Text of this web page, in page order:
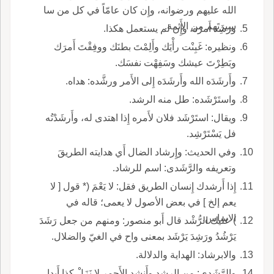
الله عليهم ورضوانه، وإِن كان عامّاً في كل من سا
سِيرَتَهم من الأَئمة.
ورَشِدَ أَمرَه، وإِن لم يستعمل هكذا.
ونظيره: غَبِنْت رأْيَك وأَلِمْتَ بطنَك ووفِقْتَ أَمرَك
وبَطِرْتَ عيشك وسَفِهْت نفسَك.
وأَرشَدَه الله وأَرشَدَه إِلى الأَمر ورشَّده: هداه.
واستَرْشَده: طل منه الرشد.
ويقال: استَرْشَد فلان لأَمره إِذا اهتدى له، وأَرشَدْتُه
فل يَسْتَرْشِد.
وفي الحديث: وإِرشاد الضال أَي هدايته الطريقَ
وتعريفه والرَّشَدى: اسم للرشاد.
إِذا أَرشدك إِنسان الطريق فقل: لا يَعْمَ (* قول [ لا
يعم إلخ ] في بعض الأصول لا يعمى؛ قاله في
الاساس.
) عليك الرُّشْد قال أَبو منصور: ومنهم من جعل رَشَدَ
يَرْشُدُ ورَشِدَ يَرْشَد بمعنى واح في الغيّ والضلال.
والابرشاد: الهداية والدلالة.